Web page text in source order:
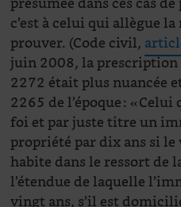
c’est à celui qui allègue
prouver. (Code civil,
juin 2008, la prescription
2272 était plus nuancée
2265 de l’époque : «
foi et par juste titre un
propriété par dix ans si
habite dans le ressort de
l’étendue de laquelle
vingt ans, s’il est